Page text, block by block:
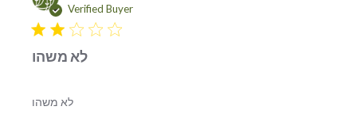
Verified Buyer
2 star rating
לא משהו
לא משהו